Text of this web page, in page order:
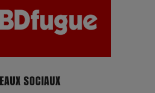
SOCIAUX